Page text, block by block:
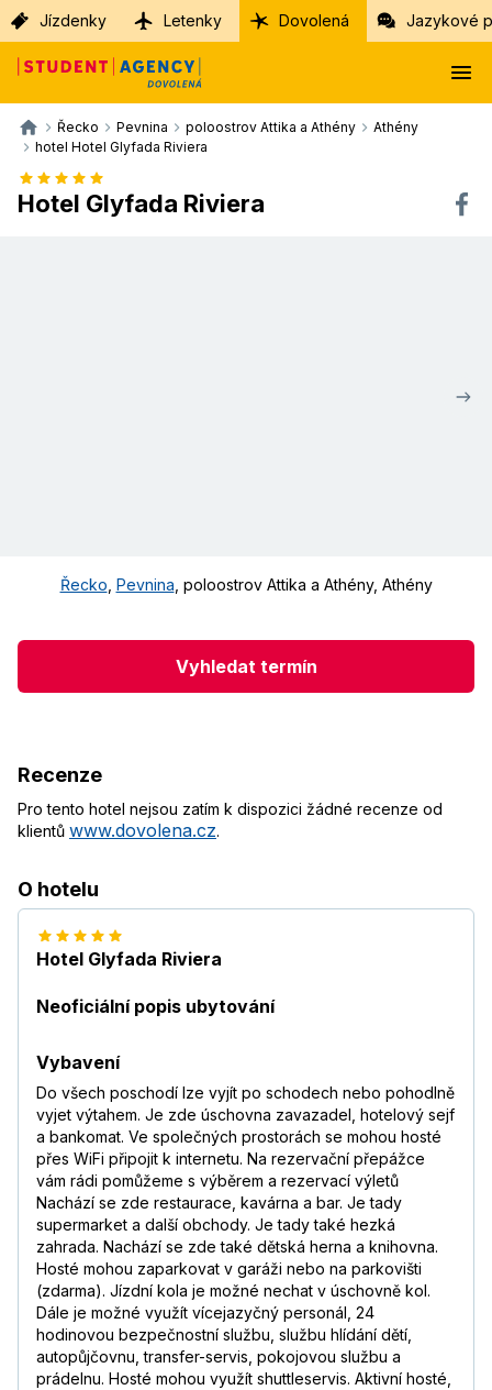
Jízdenky Letenky Dovolená Jazykové
Řecko Pevnina poloostrov Attika a Athény
Athény
hotel Hotel Glyfada Riviera
Hotel Glyfada Riviera
Řecko Pevnina poloostrov Attika a Athény, Athény
Vyhledat termín
Recenze
Pro tento hotel nejsou zatím k dispozici žádné recenze od
klientů www.dovolena.cz.
O hotelu
Hotel Glyfada Riviera
Neoficiální popis ubytování
Vybavení
Do všech poschodí lze vyjít po schodech nebo pohodlně
vyjet výtahem. Je zde úschovna zavazadel, hotelový sejf
a bankomat. Ve společných prostorách se mohou hosté
přes WiFi připojit k internetu. Na rezervační přepážce
vám rádi pomůžeme s výběrem a rezervací výletů
Nachází se zde restaurace, kavárna a bar. Je tady
supermarket a další obchody. Je tady také hezká
zahrada. Nachází se zde také dětská herna a knihovna.
Hosté mohou zaparkovat v garáži nebo na parkovišti
(zdarma). Jízdní kola je možné nechat v úschovně kol.
Dále je možné využít vícejazyčný personál, 24
hodinovou bezpečnostní službu, službu hlídání dětí,
autopůjčovnu, transfer-servis, pokojovou službu a
prádelnu. Hosté mohou využít shuttleservis. Aktivní hosté,